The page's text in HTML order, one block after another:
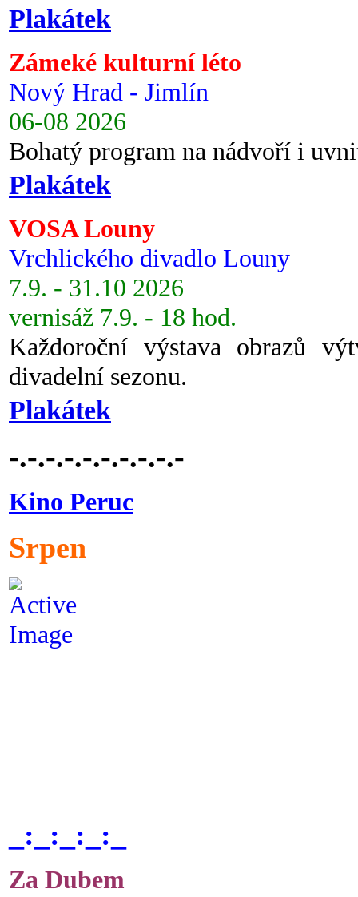
Plakátek
Zámeké kulturní léto
Nový Hrad - Jimlín
06-08 2026
Bohatý program na nádvoří i
Plakátek
VOSA Louny
Vrchlického divadlo Louny
7.9. - 31.10 2026
vernisáž 7.9. - 18 hod.
Každoroční výstava obrazů
divadelní sezonu.
Plakátek
-.-.-.-.-.-.-.-.-.-
Kino Peruc
Srpen
_:_:_:_:_
Za Dubem